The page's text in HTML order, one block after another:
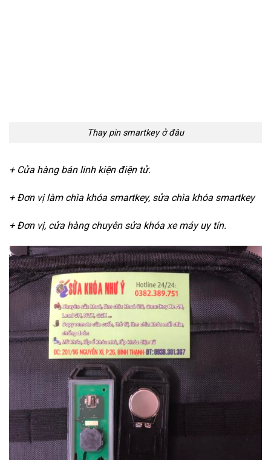
Thay pin smartkey ở đâu
+ Cửa hàng bán linh kiện điện tử.
+ Đơn vị làm chìa khóa smartkey, sửa chìa khóa smartkey
+ Đơn vị, cửa hàng chuyên sửa khóa xe máy uy tín.